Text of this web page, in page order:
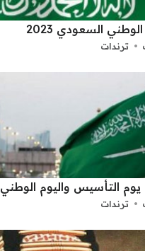
السعودي 2023
ترندات
يوم التأسيس واليوم الوطني
ترندات